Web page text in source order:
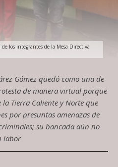
los integrantes de la Mesa Directiva
Gómez quedó como una de
de manera virtual porque
Tierra Caliente y Norte que
por presuntas amenazas de
su bancada aún no
labor